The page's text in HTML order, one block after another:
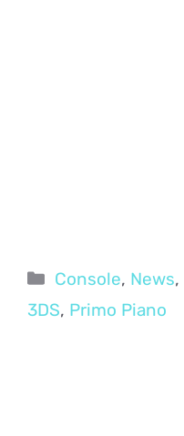
Categorie
Console, News,
3DS, Primo Piano